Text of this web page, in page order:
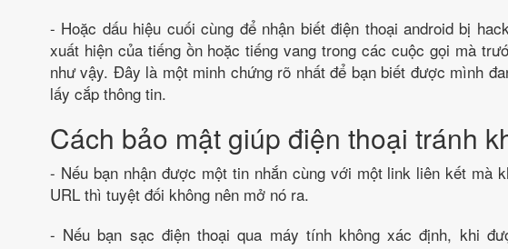
- Hoặc dấu hiệu cuối cùng để nhận biết điện thoại android bị
xuất hiện của tiếng ồn hoặc tiếng vang trong các cuộc gọi mà
như vậy. Đây là một minh chứng rõ nhất để bạn biết được mình
lấy cắp thông tin.
Cách bảo mật giúp điện thoại tránh
- Nếu bạn nhận được một tin nhắn cùng với một link liên kết mà
URL thì tuyệt đối không nên mở nó ra.
- Nếu bạn sạc điện thoại qua máy tính không xác định, khi